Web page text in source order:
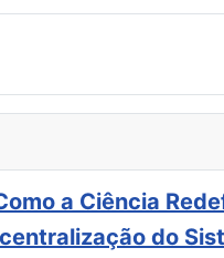
a Ciência
do